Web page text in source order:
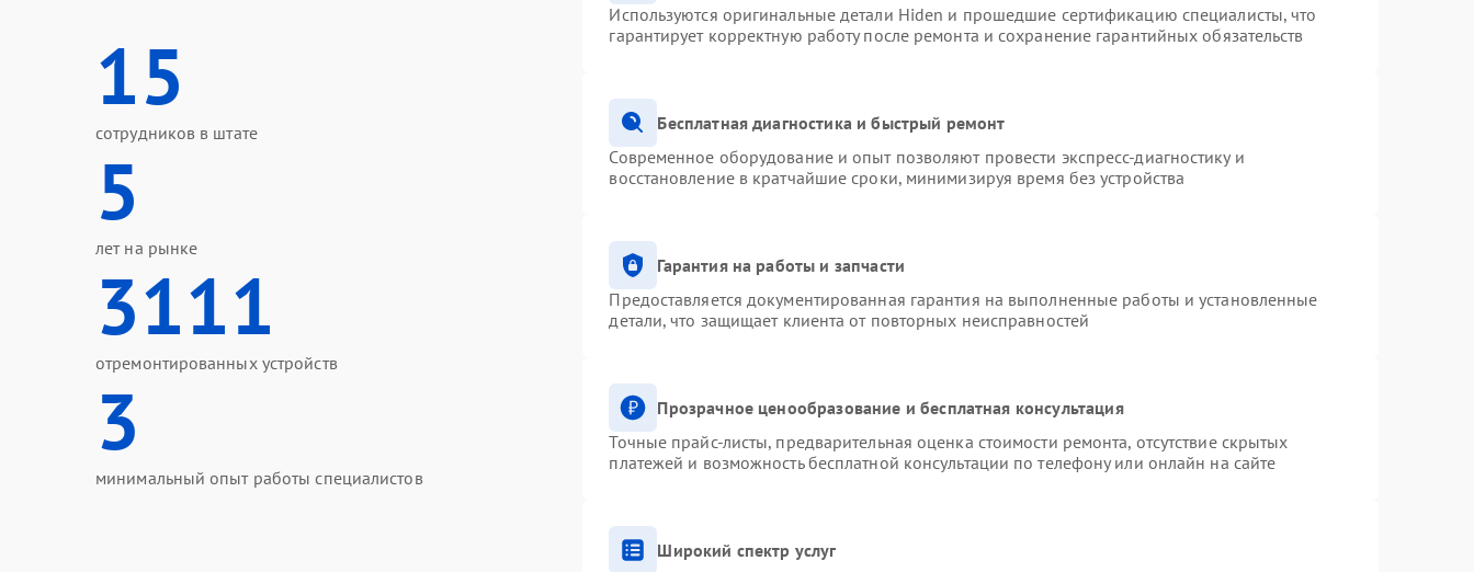
15
сотрудников в штате
5
лет на рынке
3111
отремонтированных устройств
3
минимальный опыт работы специалистов
Используются оригинальные детали Hiden и прошедшие сертификацию специалисты, что
гарантирует корректную работу после ремонта и сохранение гарантийных обязательств
Бесплатная диагностика и быстрый ремонт
Современное оборудование и опыт позволяют провести экспресс-диагностику и
восстановление в кратчайшие сроки, минимизируя время без устройства
Гарантия на работы и запчасти
Предоставляется документированная гарантия на выполненные работы и установленные
детали, что защищает клиента от повторных неисправностей
Прозрачное ценообразование и бесплатная консультация
Точные прайс-листы, предварительная оценка стоимости ремонта, отсутствие скрытых
платежей и возможность бесплатной консультации по телефону или онлайн на сайте
Широкий спектр услуг